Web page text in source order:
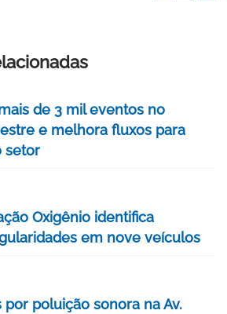
de 3 mil eventos no
e melhora fluxos para
setor
Oxigênio identifica
em nove veículos
por poluição sonora na Av.